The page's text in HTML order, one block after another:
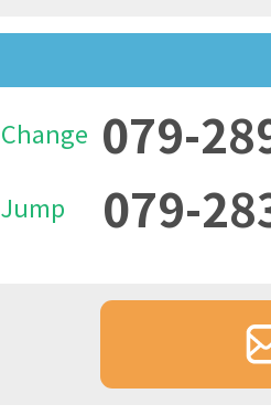
Change 079-
Jump 079-